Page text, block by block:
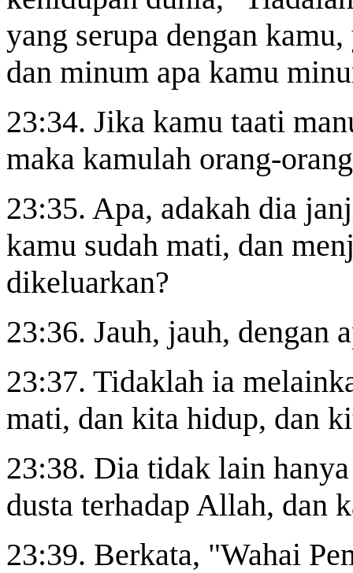
yang serupa dengan
dan minum apa kamu
23:34. Jika kamu taati
maka kamulah orang-
23:35. Apa, adakah dia
kamu sudah mati, dan
dikeluarkan?
23:36. Jauh, jauh, dengan
23:37. Tidaklah ia
mati, dan kita hidup, dan
23:38. Dia tidak lain
dusta terhadap Allah, dan
23:39. Berkata, "Wahai